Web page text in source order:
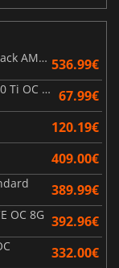
(2 x 16 GB) Vengeance RGB Black AMD Expo 6000 MHz - CAS 30 536.99€
TUF Gaming GeForce RTX 5070 Ti OC White Edition 16GB 67.99€
120.19€
409.00€
389.99€
OC 8G 392.96€
332.00€